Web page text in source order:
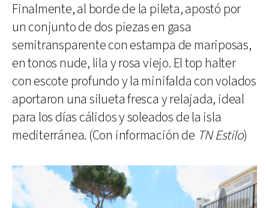
Finalmente, al borde de la pileta, apostó por
un conjunto de dos piezas en gasa
semitransparente con estampa de mariposas,
en tonos nude, lila y rosa viejo. El top halter
con escote profundo y la minifalda con volados
aportaron una silueta fresca y relajada, ideal
para los días cálidos y soleados de la isla
mediterránea. (Con información de TN Estilo)